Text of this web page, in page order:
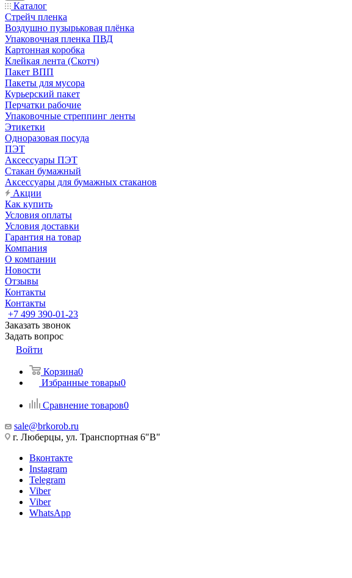
Каталог
Стрейч пленка
Воздушно пузырьковая плёнка
Упаковочная пленка ПВД
Картонная коробка
Клейкая лента (Скотч)
Пакет ВПП
Пакеты для мусора
Курьерский пакет
Перчатки рабочие
Упаковочные стреппинг ленты
Этикетки
Одноразовая посуда
ПЭТ
Аксессуары ПЭТ
Стакан бумажный
Аксессуары для бумажных стаканов
Акции
Как купить
Условия оплаты
Условия доставки
Гарантия на товар
Компания
О компании
Новости
Отзывы
Контакты
Контакты
+7 499 390-01-23
Заказать звонок
Задать вопрос
Войти
Корзина0
Избранные товары0
Сравнение товаров0
sale@brkorob.ru
г. Люберцы, ул. Транспортная 6"В"
Вконтакте
Instagram
Telegram
Viber
Viber
WhatsApp